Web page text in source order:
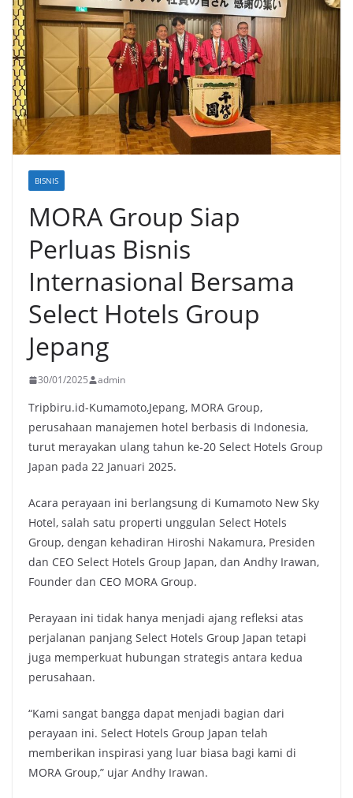
BISNIS
MORA Group Siap
Perluas Bisnis
Internasional Bersama
Select Hotels Group
Jepang
30/01/2025 admin
Tripbiru.id-Kumamoto,Jepang, MORA Group,
perusahaan manajemen hotel berbasis di Indonesia,
turut merayakan ulang tahun ke-20 Select Hotels Group
Japan pada 22 Januari 2025.
Acara perayaan ini berlangsung di Kumamoto New Sky
Hotel, salah satu properti unggulan Select Hotels
Group, dengan kehadiran Hiroshi Nakamura, Presiden
dan CEO Select Hotels Group Japan, dan Andhy Irawan,
Founder dan CEO MORA Group.
Perayaan ini tidak hanya menjadi ajang refleksi atas
perjalanan panjang Select Hotels Group Japan tetapi
juga memperkuat hubungan strategis antara kedua
perusahaan.
“Kami sangat bangga dapat menjadi bagian dari
perayaan ini. Select Hotels Group Japan telah
memberikan inspirasi yang luar biasa bagi kami di
MORA Group,” ujar Andhy Irawan.